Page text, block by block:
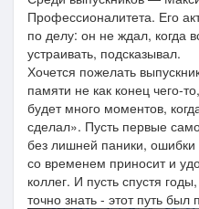
Профессионалитета. Его
по делу: он не ждал, когда
устраивать, подсказывал.
Хочется пожелать
памяти не как конец чего-
будет много моментов,
сделал». Пусть первые
без лишней паники,
со временем приносит и
коллег. И пусть спустя
точно знать - этот путь